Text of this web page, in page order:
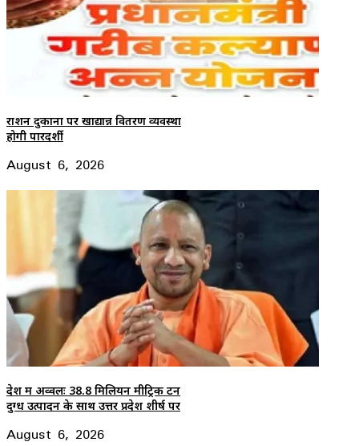
राशन दुकानों पर खाद्यान्न वितरण व्यवस्था
होगी पारदर्शी
August 6, 2026
देश में अव्वलः 38.8 मिलियन मीट्रिक टन
दुग्ध उत्पादन के साथ उत्तर प्रदेश शीर्ष पर
August 6, 2026